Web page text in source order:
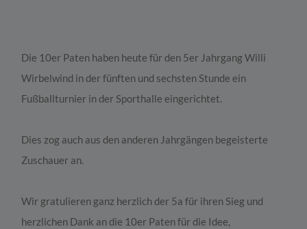
Die 10er Paten haben heute für den 5er Jahrgang Willi
Wirbelwind in der fünften und sechsten Stunde ein
Fußballturnier in der Sporthalle eingerichtet.
Dies zog auch aus den anderen Jahrgängen begeisterte
Zuschauer an.
Wir gratulieren ganz herzlich der 5a für ihren Sieg und
herzlichen Dank an die 10er Paten für die Idee,